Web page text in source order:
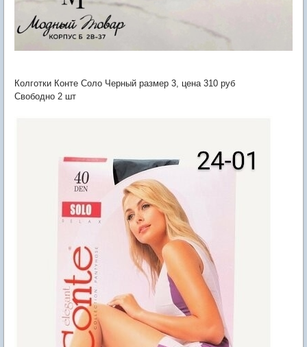
Колготки Конте Соло Черный размер 3, цена 310 руб
Свободно 2 шт